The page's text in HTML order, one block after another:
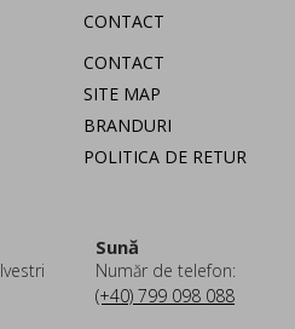
CONTACT
CONTACT
SITE MAP
BRANDURI
POLITICA DE RETUR
Sună
Număr de telefon:
(+40) 799 098 088